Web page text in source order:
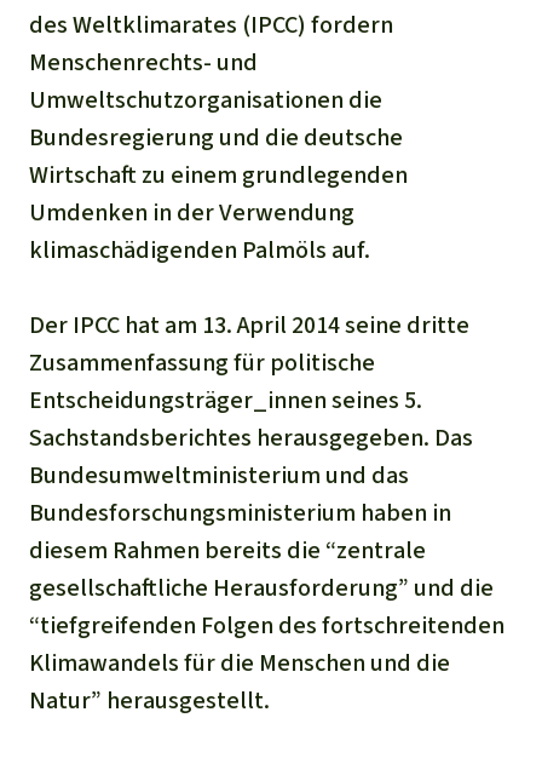
Aluminium
Gold
Fleisch und Soja
Landraub
Staudämme
Straßen
Zement und Beton
Ältere Ausgaben
Kontakt
Transparenz
Freianzeigen
Italiano
Português
Indonesia
Waldschutz
Schutz von Indigenen
Spenden für eine Region
Südostasien
Lateinamerika
des Weltklimarates (IPCC) fordern
Menschenrechts- und
Umweltschutzorganisationen die
Bundesregierung und die deutsche
Wirtschaft zu einem grundlegenden
Umdenken in der Verwendung
klimaschädigenden Palmöls auf.
Der IPCC hat am 13. April 2014 seine dritte
Zusammenfassung für politische
Entscheidungsträger_innen seines 5.
Sachstandsberichtes herausgegeben. Das
Bundesumweltministerium und das
Bundesforschungsministerium haben in
diesem Rahmen bereits die “zentrale
gesellschaftliche Herausforderung” und die
“tiefgreifenden Folgen des fortschreitenden
Klimawandels für die Menschen und die
Natur” herausgestellt.